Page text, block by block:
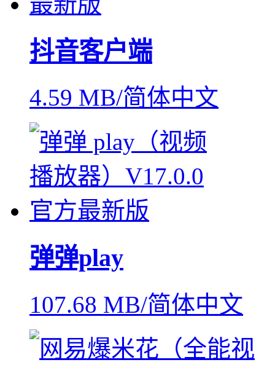
抖音客户端
4.59 MB/简体中文
弹弹play
107.68 MB/简体中文